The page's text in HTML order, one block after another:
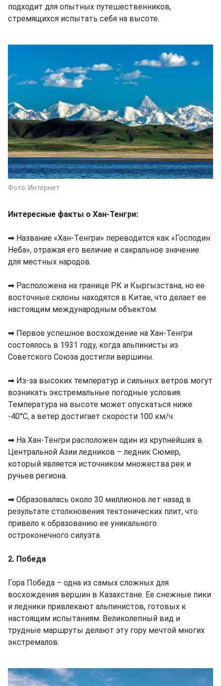
подходит для опытных путешественников,
стремящихся испытать себя на высоте.
Фото: Интернет
Интересные факты о Хан-Тенгри:
➡ Название «Хан-Тенгри» переводится как «Господин
Неба», отражая его величие и сакральное значение
для местных народов.
➡ Расположена на границе РК и Кыргызстана, но ее
восточные склоны находятся в Китае, что делает ее
настоящим международным объектом.
➡ Первое успешное восхождение на Хан-Тенгри
состоялось в 1931 году, когда альпинисты из
Советского Союза достигли вершины.
➡ Из-за высоких температур и сильных ветров могут
возникать экстремальные погодные условия.
Температура на высоте может опускаться ниже
-40°C, а ветер достигает скорости 100 км/ч.
➡ На Хан-Тенгри расположен один из крупнейших в
Центральной Азии ледников – ледник Сюмер,
который является источником множества рек и
ручьев региона.
➡ Образовалась около 30 миллионов лет назад в
результате столкновения тектонических плит, что
привело к образованию ее уникального
остроконечного силуэта.
2. Победа
Гора Победа – одна из самых сложных для
восхождения вершин в Казахстане. Ее снежные пики
и ледники привлекают альпинистов, готовых к
настоящим испытаниям. Великолепный вид и
трудные маршруты делают эту гору мечтой многих
экстремалов.